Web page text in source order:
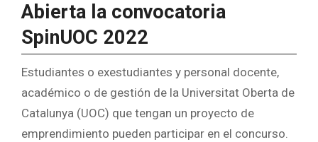
Abierta la convocatoria
SpinUOC 2022
Estudiantes o exestudiantes y personal docente,
académico o de gestión de la Universitat Oberta de
Catalunya (UOC) que tengan un proyecto de
emprendimiento pueden participar en el concurso.